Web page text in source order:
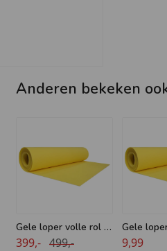
Anderen bekeken
Gele loper volle rol -
lengte 50 meter -
399,- 499,-
Gele
breed
9,99